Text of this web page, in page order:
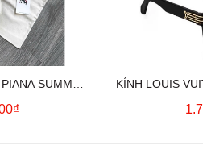
SUMMER
KÍNH LOUIS